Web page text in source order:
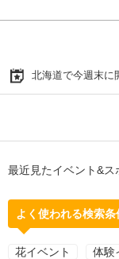
北海道で今週末に
最近見たイベント&ス
よく使われる検索条
花イベント 体験